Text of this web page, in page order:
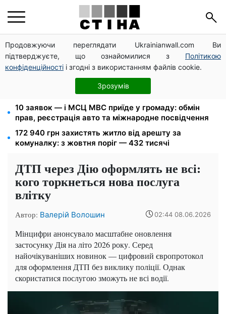
Продовжуючи переглядати Ukrainianwall.com Ви
підтверджуєте, що ознайомилися з Політикою
конфіденційності і згодні з використанням файлів cookie.
Зрозумів
125 грн за куб води: закон №4777 запустив подвійне
подорожчання тарифів у регіонах
Федоров звільнений і без бронювання: Камельчук
пропонує ексміністру мобілізацію на загальних
10 заявок — і МСЦ МВС приїде у громаду: обмін
прав, реєстрація авто та міжнародне посвідчення
172 940 грн захистять житло від арешту за
комуналку: з жовтня поріг — 432 тисячі
ДТП через Дію оформлять не всі:
кого торкнеться нова послуга
влітку
Автор: Валерій Волошин 02:44 08.06.2026
Мінцифри анонсувало масштабне оновлення
застосунку Дія на літо 2026 року. Серед
найочікуваніших новинок — цифровий європротокол
для оформлення ДТП без виклику поліції. Однак
скористатися послугою зможуть не всі водії.